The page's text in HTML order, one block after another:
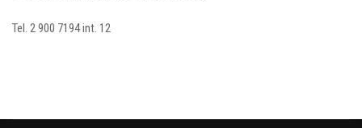
Tel. 2 900 7194 int. 12